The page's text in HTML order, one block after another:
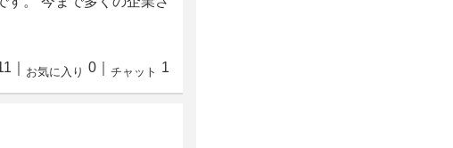
お気に入り 0 チャット 1